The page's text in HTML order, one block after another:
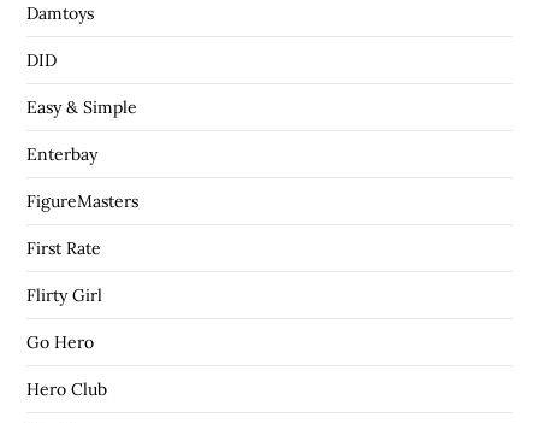
Damtoys
DID
Easy & Simple
Enterbay
FigureMasters
First Rate
Flirty Girl
Go Hero
Hero Club